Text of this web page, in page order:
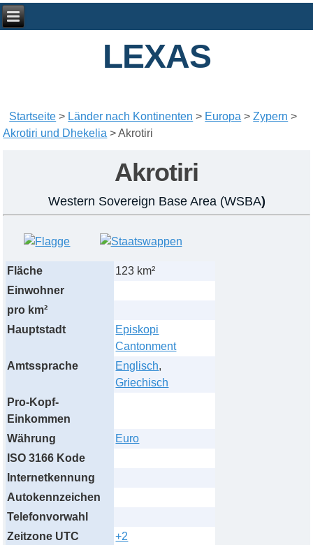
LEXAS
Startseite > Länder nach Kontinenten > Europa >Zypern >
Akrotiri und Dhekelia >Akrotiri
Akrotiri
Western Sovereign Base Area (WSBA)
Fläche
123 km²
Einwohner
pro km²
Hauptstadt
Episkopi
Cantonment
Amtssprache
Englisch,
Griechisch
Pro-Kopf-
Einkommen
Währung
Euro
ISO 3166 Kode
Internetkennung
Autokennzeichen
Telefonvorwahl
Zeitzone UTC
+2